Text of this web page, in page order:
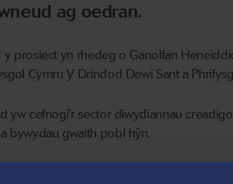
ag oedran.
y prosiect yn rhedeg o Ganolfan
Cymru Y Drindod Dewi Sant a
yw cefnogi'r sector diwydiannau
bywydau gwaith pobl hŷn.